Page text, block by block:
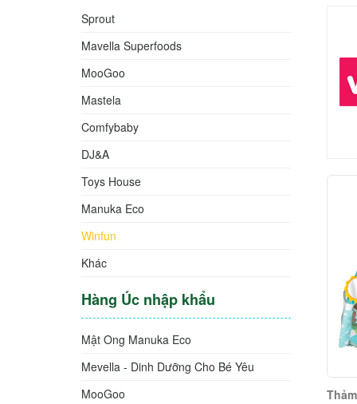
Sprout
Mavella Superfoods
MooGoo
Mastela
Comfybaby
DJ&A
Toys House
Manuka Eco
Winfun
Khác
Hàng Úc nhập khẩu
Mật Ong Manuka Eco
Mevella - Dinh Dưỡng Cho Bé Yêu
MooGoo